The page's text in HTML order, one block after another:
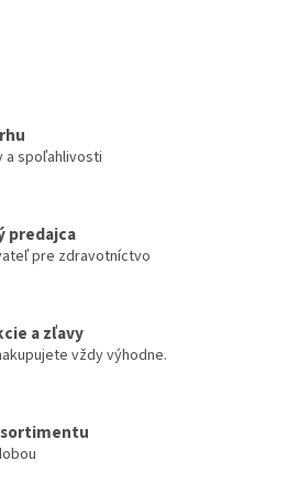
a spoľahlivosti
predajca
pre zdravotníctvo
a zľavy
vždy výhodne.